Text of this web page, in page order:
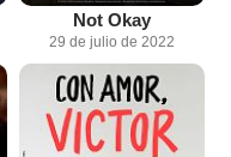
Not Okay
29 de julio de 2022